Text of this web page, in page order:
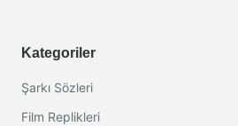
Kategoriler
Şarkı Sözleri
Film Replikleri